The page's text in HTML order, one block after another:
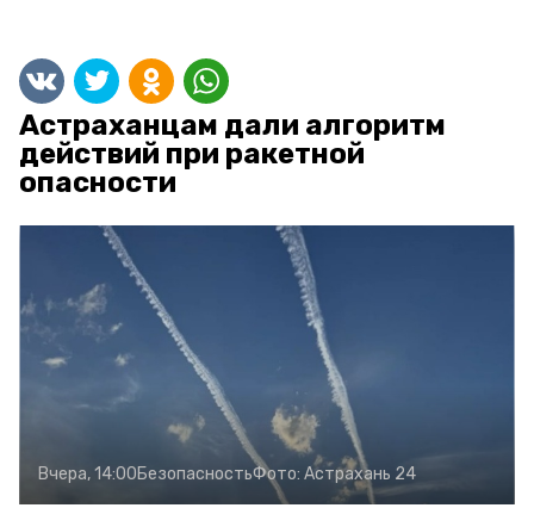
Астраханцам дали алгоритм
действий при ракетной
опасности
Вчера, 14:00БезопасностьФото: Астрахань 24